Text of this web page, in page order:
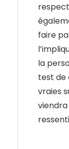
faire
la
test de
vraies